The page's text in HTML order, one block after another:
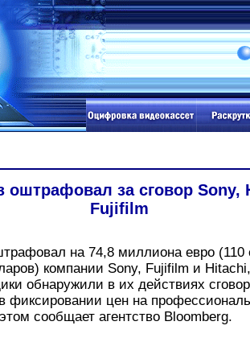
оштрафовал за сговор Sony,
Fujifilm
на 74,8 миллиона евро (110
компании Sony, Fujifilm и
обнаружили в их действиях
фиксировании цен на
сообщает агентство Bloomberg.